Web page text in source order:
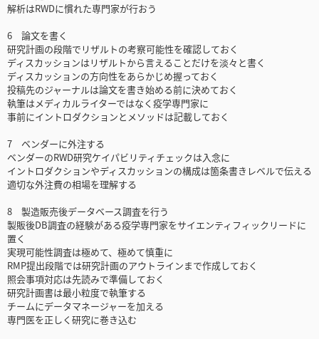
解析はRWDに慣れた専門家が行おう
6 論文を書く
研究計画の段階でリザルトの考察可能性を確認しておく
ディスカッションはリザルトから言えることだけを淡々と書く
ディスカッションの方向性をあらかじめ握っておく
投稿先のジャーナルは論文を書き始める前に決めておく
執筆はメディカルライターではなく疫学専門家に
事前にイントロダクションとメソッドは記載しておく
7 ベンダーに外注する
ベンダーのRWD研究ケイパビリティチェックは入念に
イントロダクションやディスカッションの構成は箇条書きレベルで伝える
適切な外注費の相場を理解する
8 製造販売後データベース調査を行う
製販後DB調査の経験がある疫学専門家をサイエンティフィックリードに
置く
実現可能性調査は極めて、極めて慎重に
RMP提出段階では研究計画のアウトラインまで作成しておく
照会事項対応は先読みで準備しておく
研究計画書は最小粒度で執筆する
チームにデータマネージャーを加える
専門医を正しく研究に巻き込む